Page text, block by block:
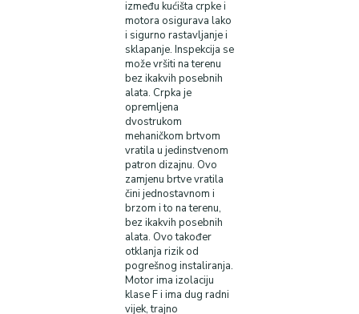
između kućišta crpke i
motora osigurava lako
i sigurno rastavljanje i
sklapanje. Inspekcija se
može vršiti na terenu
bez ikakvih posebnih
alata. Crpka je
opremljena
dvostrukom
mehaničkom brtvom
vratila u jedinstvenom
patron dizajnu. Ovo
zamjenu brtve vratila
čini jednostavnom i
brzom i to na terenu,
bez ikakvih posebnih
alata. Ovo također
otklanja rizik od
pogrešnog instaliranja.
Motor ima izolaciju
klase F i ima dug radni
vijek, trajno